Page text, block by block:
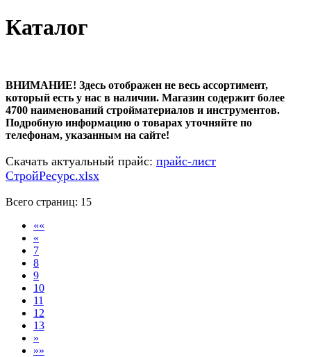
Каталог
ВНИМАНИЕ! Здесь отображен не весь ассортимент,
который есть у нас в наличии. Магазин содержит более
4700 наименований стройматериалов и инструментов.
Подробную информацию о товарах уточняйте по
телефонам, указанным на сайте!
Скачать актуальный прайс: прайс-лист
СтройРесурс.xlsx
Всего страниц: 15
««
«
7
8
9
10
11
12
13
»
»»